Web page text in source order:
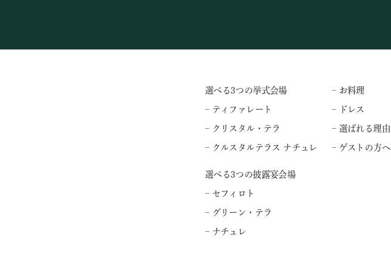
選べる3つの挙式会場
– ティファレート
– クリスタル・テラ
– クルスタルテラス ナチュレ
選べる3つの披露宴会場
– セフィロト
– グリーン・テラ
– ナチュレ
– お料理
– ドレス
– 選ばれる理由
– ゲストの方へ